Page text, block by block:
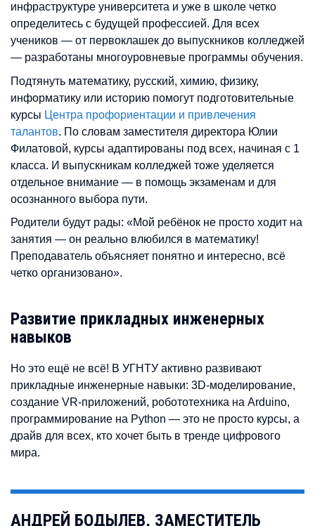
инфраструктуре университета и уже в школе четко
определитесь с будущей профессией. Для всех
учеников — от первоклашек до выпускников колледжей
— разработаны многоуровневые программы обучения.
Подтянуть математику, русский, химию, физику,
информатику или историю помогут подготовительные
курсы Центра профориентации и привлечения
талантов. По словам заместителя директора Юлии
Филатовой, курсы адаптированы под всех, начиная с 1
класса. И выпускникам колледжей тоже уделяется
отдельное внимание — в помощь экзаменам и для
осознанного выбора пути.
Родители будут рады: «Мой ребёнок не просто ходит на
занятия — он реально влюбился в математику!
Преподаватель объясняет понятно и интересно, всё
четко организовано».
Развитие прикладных инженерных
навыков
Но это ещё не всё! В УГНТУ активно развивают
прикладные инженерные навыки: 3D-моделирование,
создание VR-приложений, робототехника на Arduino,
программирование на Python — это не просто курсы, а
драйв для всех, кто хочет быть в тренде цифрового
мира.
АНДРЕЙ БОДЫЛЕВ, ЗАМЕСТИТЕЛЬ